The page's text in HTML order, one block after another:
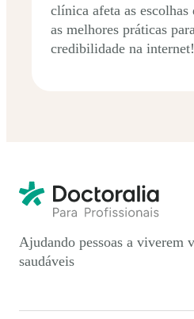
clínica afeta as escolhas
as melhores práticas
credibilidade na internet!
Ajudando pessoas a viverem
saudáveis